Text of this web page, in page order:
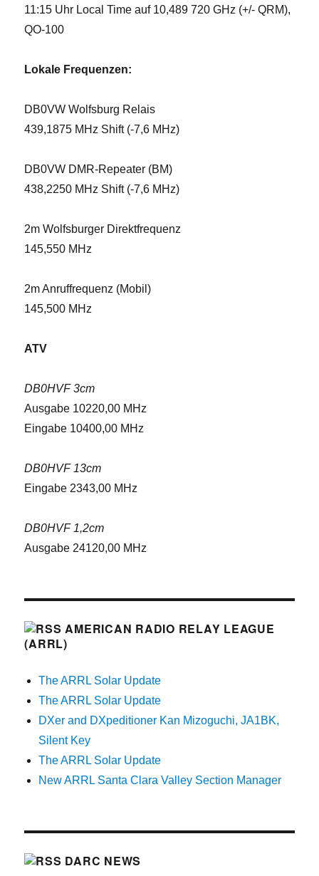
11:15 Uhr Local Time auf 10,489 720 GHz (+/- QRM),
QO-100
Lokale Frequenzen:
DB0VW Wolfsburg Relais
439,1875 MHz Shift (-7,6 MHz)
DB0VW DMR-Repeater (BM)
438,2250 MHz Shift (-7,6 MHz)
2m Wolfsburger Direktfrequenz
145,550 MHz
2m Anruffrequenz (Mobil)
145,500 MHz
ATV
DB0HVF 3cm
Ausgabe 10220,00 MHz
Eingabe 10400,00 MHz
DB0HVF 13cm
Eingabe 2343,00 MHz
DB0HVF 1,2cm
Ausgabe 24120,00 MHz
AMERICAN RADIO RELAY LEAGUE
(ARRL)
The ARRL Solar Update
The ARRL Solar Update
DXer and DXpeditioner Kan Mizoguchi, JA1BK,
Silent Key
The ARRL Solar Update
New ARRL Santa Clara Valley Section Manager
DARC NEWS